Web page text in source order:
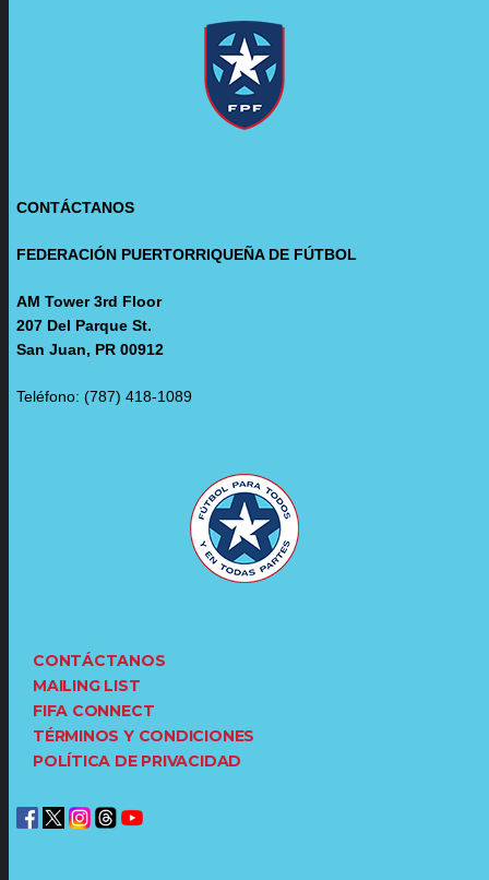
CONTÁCTANOS
FEDERACIÓN PUERTORRIQUEÑA DE FÚTBOL
AM Tower 3rd Floor
207 Del Parque St.
San Juan, PR 00912
Teléfono: (787) 418-1089
CONTÁCTANOS
MAILING LIST
FIFA CONNECT
TÉRMINOS Y CONDICIONES
POLÍTICA DE PRIVACIDAD